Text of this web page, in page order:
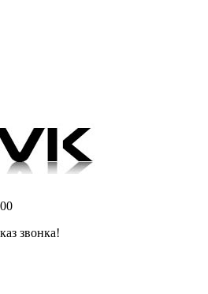
звонка!